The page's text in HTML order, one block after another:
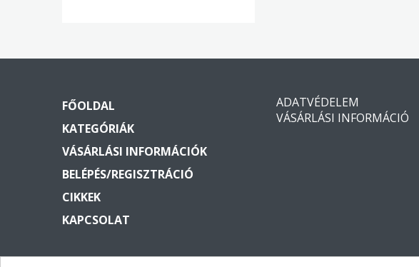
FŐOLDAL
KATEGÓRIÁK
VÁSÁRLÁSI INFORMÁCIÓK
BELÉPÉS/REGISZTRÁCIÓ
CIKKEK
KAPCSOLAT
ADATVÉDELEM
VÁSÁRLÁSI INFORMÁCIÓ